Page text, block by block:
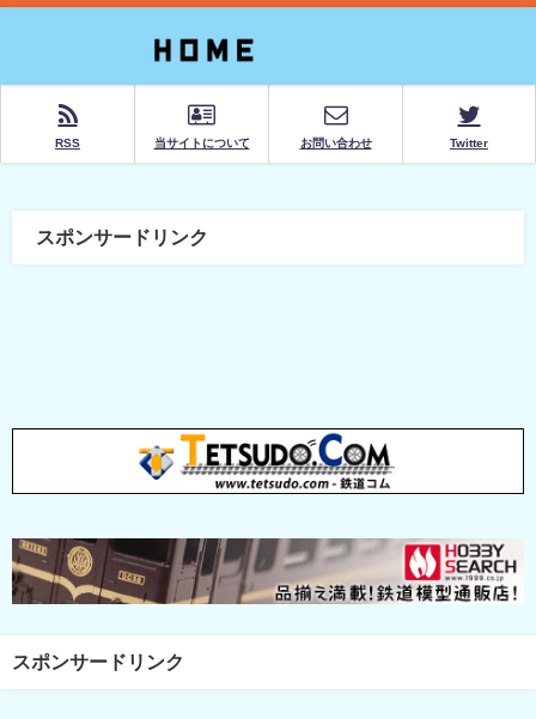
RSS 当サイトについて お問い合わせ Twitter
スポンサードリンク
スポンサードリンク